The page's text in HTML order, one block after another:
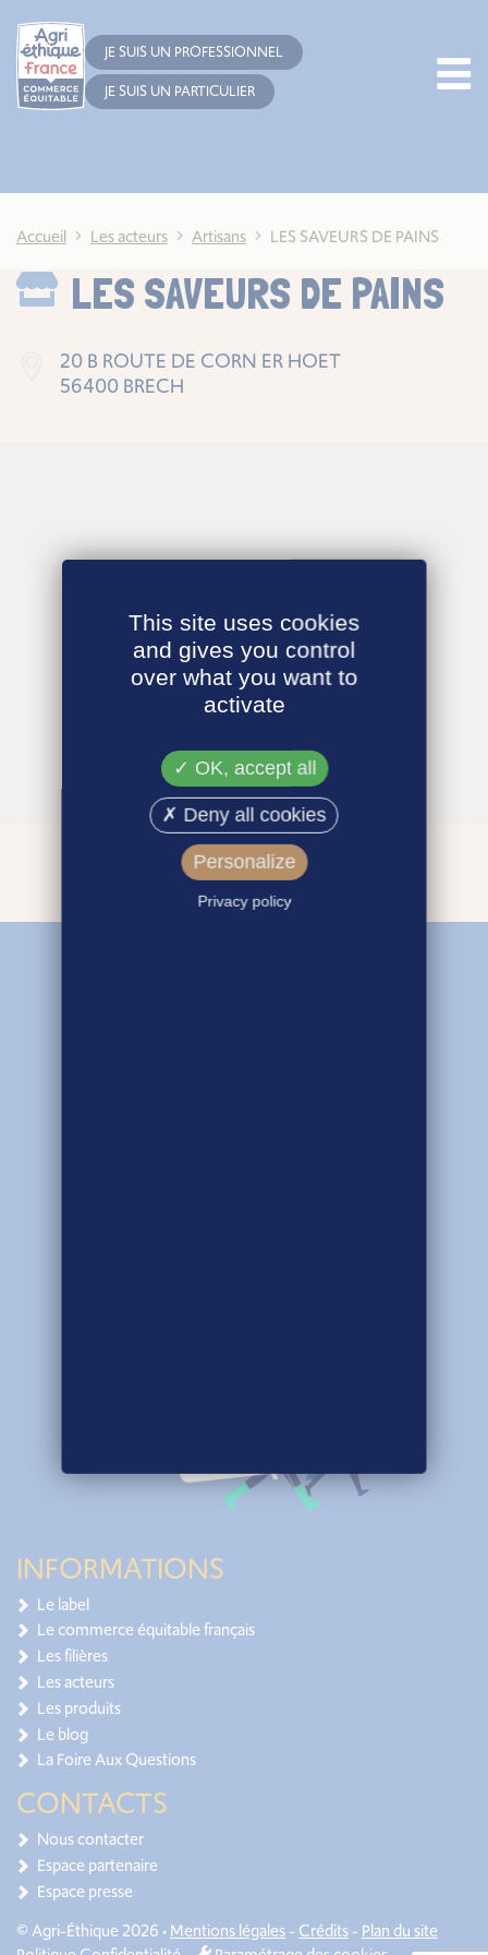
JE SUIS UN PROFESSIONNEL
JE SUIS UN PARTICULIER
Accueil Les acteurs Artisans LES SAVEURS DE PAINS
LES SAVEURS DE PAINS
20 B ROUTE DE CORN ER HOET
56400 BRECH
INFORMATIONS
Le label
Le commerce équitable français
Les filières
Les acteurs
Les produits
Le blog
La Foire Aux Questions
CONTACTS
Nous contacter
Espace partenaire
Espace presse
© Agri-Éthique 2026 •Mentions légales- Crédits- Plan du site
This site uses cookies
and gives you control
over what you want to
activate
OK, accept all
Deny all cookies
Personalize
Privacy policy